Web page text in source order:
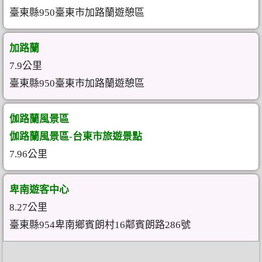
臺東縣950臺東市加路蘭遊憩區
加路蘭
7.9公里
臺東縣950臺東市加路蘭遊憩區
伽路蘭風景區
伽路蘭風景區-台東市旅遊景點
7.96公里
卑南遊客中心
8.27公里
臺東縣954卑南鄉賓朗村16鄰賓朗路286號